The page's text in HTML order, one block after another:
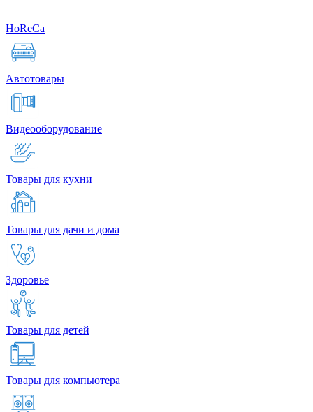
HoReCa
Автотовары
Видеооборудование
Товары для кухни
Товары для дачи и дома
Здоровье
Товары для детей
Товары для компьютера